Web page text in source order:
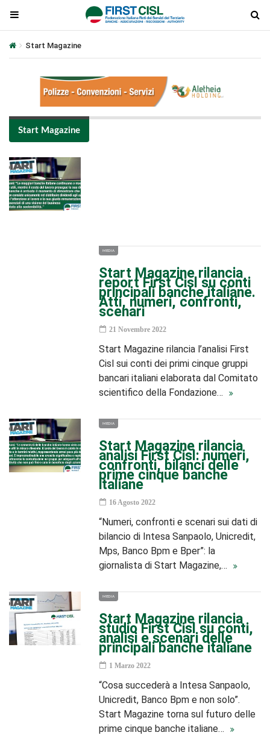
Start Magazine
Start Magazine
MEDIA
Start Magazine rilancia
report First Cisl su conti
principali banche italiane.
Atti, numeri, confronti,
scenari
21 Novembre 2022
Start Magazine rilancia l’analisi First
Cisl sui conti dei primi cinque gruppi
bancari italiani elaborata dal Comitato
scientifico della Fondazione…
MEDIA
Start Magazine rilancia
analisi First Cisl: numeri,
confronti, bilanci delle
prime cinque banche
italiane
16 Agosto 2022
“Numeri, confronti e scenari sui dati di
bilancio di Intesa Sanpaolo, Unicredit,
Mps, Banco Bpm e Bper”: la
giornalista di Start Magazine,…
MEDIA
Start Magazine rilancia
studio First Cisl su conti,
analisi e scenari delle
principali banche italiane
1 Marzo 2022
“Cosa succederà a Intesa Sanpaolo,
Unicredit, Banco Bpm e non solo”.
Start Magazine torna sul futuro delle
prime cinque banche italiane…